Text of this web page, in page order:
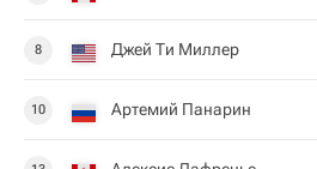
8 Джей Ти Миллер
10 Артемий Панарин